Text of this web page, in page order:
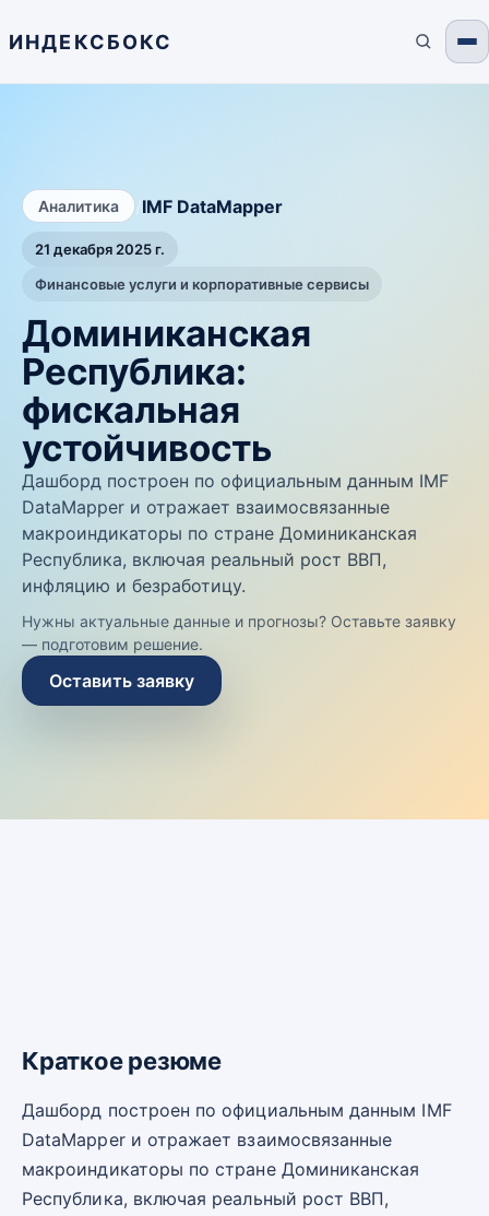
ИНДЕКСБОКС
Аналитика IMF DataMapper
21 декабря 2025 г.
Финансовые услуги и корпоративные сервисы
Доминиканская
Республика:
фискальная
устойчивость
Дашборд построен по официальным данным IMF
DataMapper и отражает взаимосвязанные
макроиндикаторы по стране Доминиканская
Республика, включая реальный рост ВВП,
инфляцию и безработицу.
Нужны актуальные данные и прогнозы? Оставьте заявку
— подготовим решение.
Оставить заявку
Краткое резюме
Дашборд построен по официальным данным IMF
DataMapper и отражает взаимосвязанные
макроиндикаторы по стране Доминиканская
Республика, включая реальный рост ВВП,